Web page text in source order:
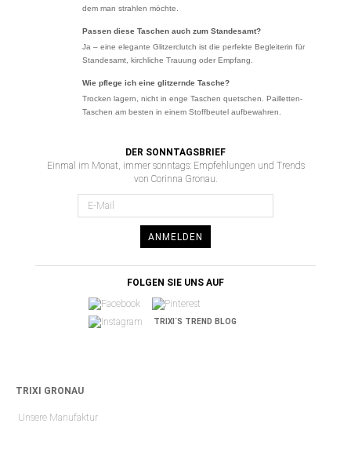
dem man strahlen möchte.
Passen diese Taschen auch zum Standesamt?
Ja – eine elegante Glitzerclutch ist die perfekte Begleiterin für
Standesamt, kirchliche Trauung oder Empfang.
Wie pflege ich eine glitzernde Tasche?
Trocken lagern, nicht in enge Taschen quetschen. Pailletten-
Taschen am besten in einem Stoffbeutel aufbewahren.
DER SONNTAGSBRIEF
Einmal im Monat, immer sonntags: Empfehlungen und Trends
von Corinna Gronau.
ANMELDEN
FOLGEN SIE UNS AUF
TRIXI´S TREND BLOG
TRIXI GRONAU
Unsere Manufaktur